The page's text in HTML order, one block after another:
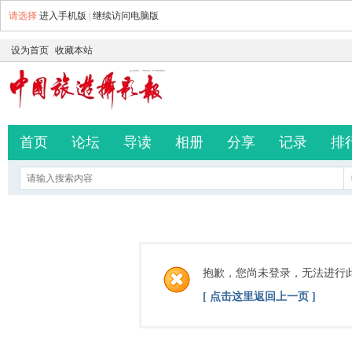
请选择 进入手机版 继续访问电脑版
设为首页 收藏本站
首页 论坛 导读 相册 分享 记录 排
抱歉，您尚未登录，无法进行
[ 点击这里返回上一页 ]